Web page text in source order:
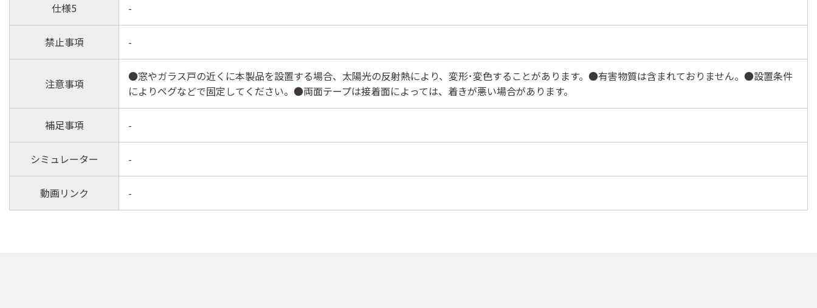
仕様5 -
禁止事項 -
注意事項
●窓やガラス戸の近くに本製品を設置する場合、太陽光の反射熱により、変形･変色することがあります。●有害物質は含まれておりません。●設置条件
によりペグなどで固定してください。●両面テープは接着面によっては、着きが悪い場合があります。
補足事項 -
シミュレーター -
動画リンク -